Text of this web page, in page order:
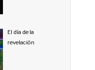
El día de la
revelación